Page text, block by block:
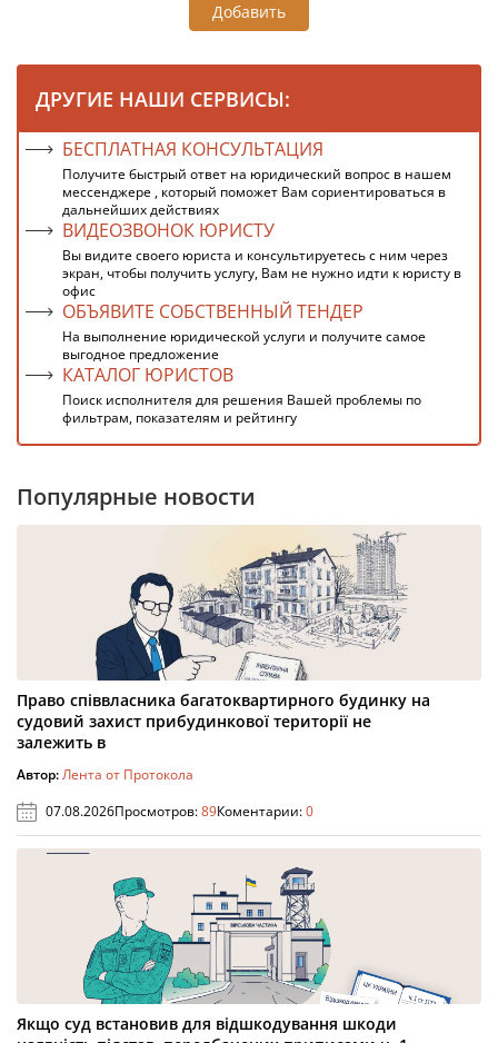
Добавить
ДРУГИЕ НАШИ СЕРВИСЫ:
БЕСПЛАТНАЯ КОНСУЛЬТАЦИЯ
Получите быстрый ответ на юридический вопрос в нашем
мессенджере , который поможет Вам сориентироваться в
дальнейших действиях
ВИДЕОЗВОНОК ЮРИСТУ
Вы видите своего юриста и консультируетесь с ним через
экран, чтобы получить услугу, Вам не нужно идти к юристу в
офис
ОБЪЯВИТЕ СОБСТВЕННЫЙ ТЕНДЕР
На выполнение юридической услуги и получите самое
выгодное предложение
КАТАЛОГ ЮРИСТОВ
Поиск исполнителя для решения Вашей проблемы по
фильтрам, показателям и рейтингу
Популярные новости
Право співвласника багатоквартирного будинку на
судовий захист прибудинкової території не
залежить в
Автор:Лента от Протокола
07.08.2026Просмотров:89Коментарии:0
Якщо суд встановив для відшкодування шкоди